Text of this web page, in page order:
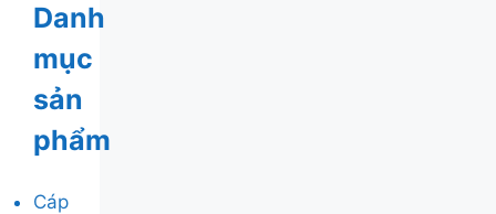
Danh
mục
sản
phẩm
Cáp